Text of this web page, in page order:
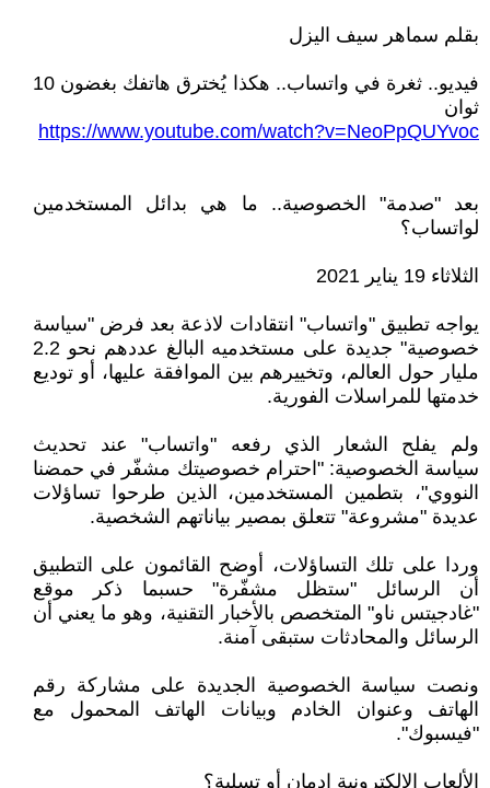
بقلم سماهر سيف اليزل
فيديو.. ثغرة في واتساب.. هكذا يُخترق هاتفك بغضون 10
ثوان
https://www.youtube.com/watch?v=NeoPpQUYvoc
بعد "صدمة" الخصوصية.. ما هي بدائل المستخدمين
لواتساب؟
الثلاثاء 19 يناير 2021
يواجه تطبيق "واتساب" انتقادات لاذعة بعد فرض "سياسة
خصوصية" جديدة على مستخدميه البالغ عددهم نحو 2.2
مليار حول العالم، وتخييرهم بين الموافقة عليها، أو توديع
خدمتها للمراسلات الفورية.
ولم يفلح الشعار الذي رفعه "واتساب" عند تحديث
سياسة الخصوصية: "احترام خصوصيتك مشفّر في حمضنا
النووي"، بتطمين المستخدمين، الذين طرحوا تساؤلات
عديدة "مشروعة" تتعلق بمصير بياناتهم الشخصية.
وردا على تلك التساؤلات، أوضح القائمون على التطبيق
أن الرسائل "ستظل مشفّرة" حسبما ذكر موقع
"غادجيتس ناو" المتخصص بالأخبار التقنية، وهو ما يعني أن
الرسائل والمحادثات ستبقى آمنة.
ونصت سياسة الخصوصية الجديدة على مشاركة رقم
الهاتف وعنوان الخادم وبيانات الهاتف المحمول مع
"فيسبوك".
الألعاب الإلكترونية إدمان أو تسلية؟